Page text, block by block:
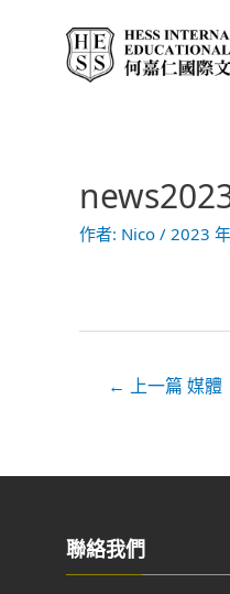
作者: Nico / 2023
文
章
導
← 上一篇 媒體
聯絡我們